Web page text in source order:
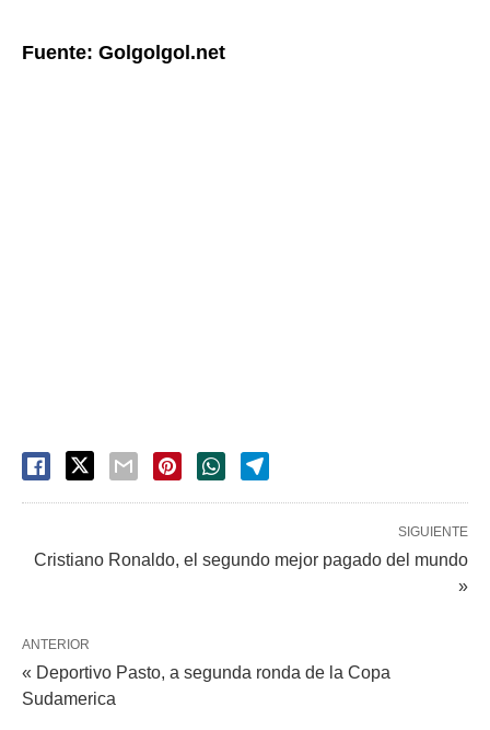
Fuente: Golgolgol.net
SIGUIENTE
Cristiano Ronaldo, el segundo mejor pagado del mundo
»
ANTERIOR
« Deportivo Pasto, a segunda ronda de la Copa
Sudamerica